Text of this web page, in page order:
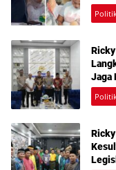
Jaga